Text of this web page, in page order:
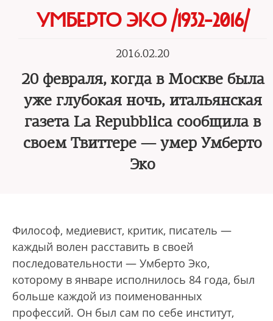
УМБЕРТО ЭКО /1932–2016/
2016.02.20
20 февраля, когда в Москве была
уже глубокая ночь, итальянская
газета La Repubblica сообщила в
своем Твиттере — умер Умберто
Эко
Философ, медиевист, критик, писатель —
каждый волен расставить в своей
последовательности — Умберто Эко,
которому в январе исполнилось 84 года, был
больше каждой из поименованных
профессий. Он был сам по себе институт,